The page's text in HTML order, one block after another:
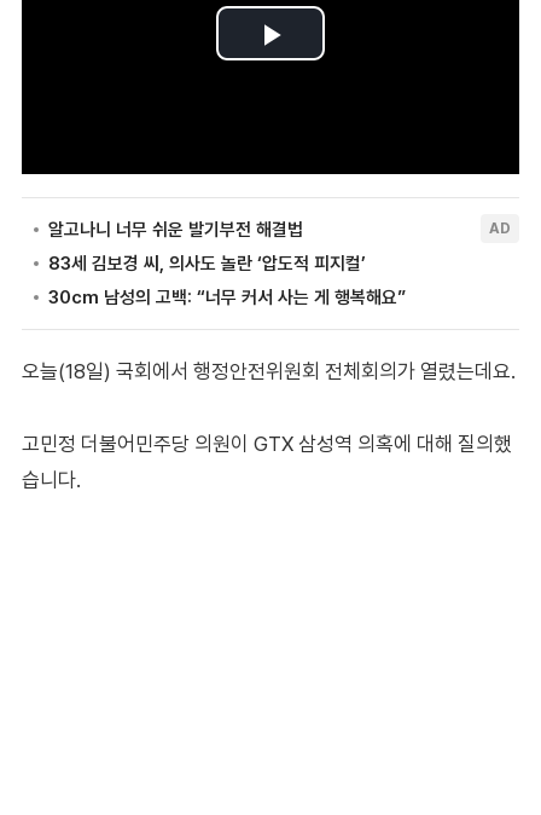
오늘(18일) 국회에서 행정안전위원회 전체회의가 열렸는데요.
고민정 더불어민주당 의원이 GTX 삼성역 의혹에 대해 질의했
습니다.